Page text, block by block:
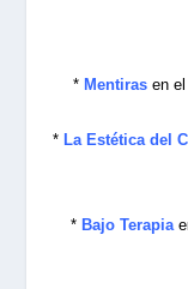
* Mentiras en
* La Estética del
* Bajo Terapia